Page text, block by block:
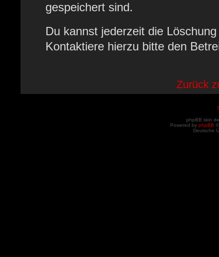
gespeichert sind.
Du kannst jederzeit die
Kontaktiere hierzu bitte den
Zurück
phpBB skin
Powered by phpBB
Deutsche